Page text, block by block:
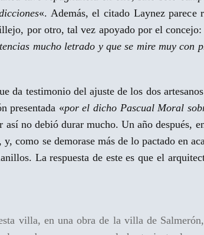
«. Además, el citado Laynez parece
por otro, tal vez apoyado por el concejo:
mucho letrado y que se mire muy con
da testimonio del ajuste de los dos
presentada «por el dicho Pascual Moral
no debió durar mucho. Un año después,
como se demorase más de lo pactado en
La respuesta de este es que el
villa, en una obra de la villa de